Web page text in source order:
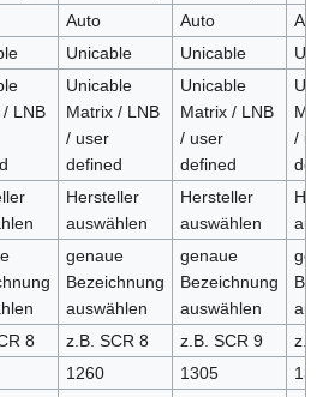
Auto Auto
Auto
Unicable Unicable
LNB
Unicable
Matrix / LNB
/ user
defined
Unicable
Matrix / LNB
/ user
defined
/
Hersteller
auswählen
Hersteller
auswählen
genaue
Bezeichnung
auswählen
genaue
Bezeichnung
auswählen
8 z.B. SCR 8 z.B. SCR 9
z.B.
1260 1305
1305